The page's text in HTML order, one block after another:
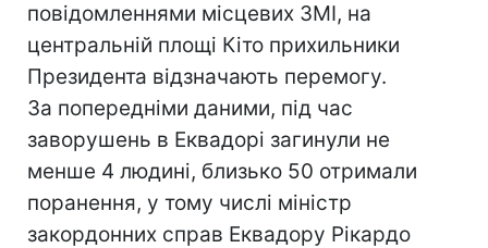
повідомленнями місцевих ЗМІ, на
центральній площі Кіто прихильники
Президента відзначають перемогу.
За попередніми даними, під час
заворушень в Еквадорі загинули не
менше 4 людині, близько 50 отримали
поранення, у тому числі міністр
закордонних справ Еквадору Рікардо